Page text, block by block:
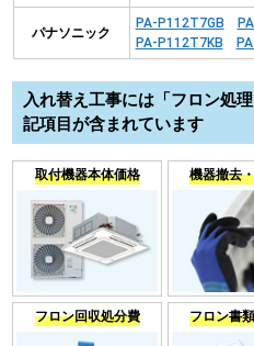
パナソニック
PA-P112T7GB
PA-P112T7KB
入れ替え工事には「フロン処
記項目が含まれています
取付機器本体価格 機器撤去
フロン回収処分費 フロン書